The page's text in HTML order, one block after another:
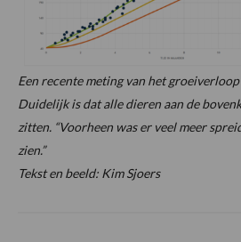
Een recente meting van het
Duidelijk is dat alle dieren aan de
zitten. “Voorheen was er veel meer
zien.”
Tekst en beeld: Kim Sjoers